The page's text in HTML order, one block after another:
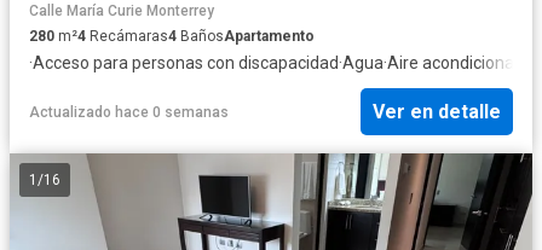
Calle María Curie Monterrey
280 m²4 Recámaras4 BañosApartamento
·Acceso para personas con discapacidad·Agua·Aire acondicionado
Actualizado hace 0 semanas Ver en detalle
1 /16